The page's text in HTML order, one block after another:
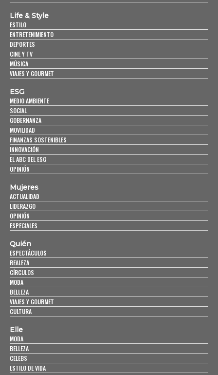
Life & Style
ESTILO
ENTRETENIMIENTO
DEPORTES
CINE Y TV
MÚSICA
VIAJES Y GOURMET
ESG
MEDIO AMBIENTE
SOCIAL
GOBERNANZA
MOVILIDAD
FINANZAS SOSTENIBLES
INNOVACIÓN
EL ABC DEL ESG
OPINIÓN
Mujeres
ACTUALIDAD
LIDERAZGO
OPINIÓN
ESPECIALES
Quién
ESPECTÁCULOS
REALEZA
CÍRCULOS
MODA
BELLEZA
VIAJES Y GOURMET
CULTURA
Elle
MODA
BELLEZA
CELEBS
ESTILO DE VIDA